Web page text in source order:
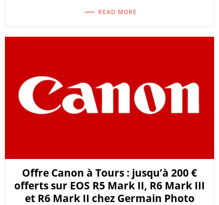
READ MORE
Offre Canon à Tours : jusqu’à 200 €
offerts sur EOS R5 Mark II, R6 Mark III
et R6 Mark II chez Germain Photo